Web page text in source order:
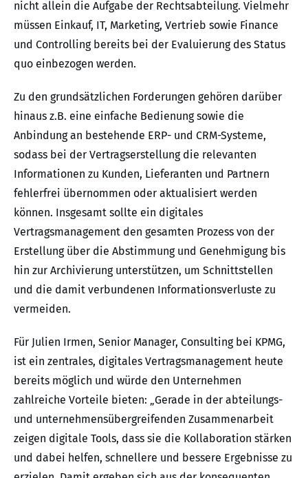
nicht allein die Aufgabe der Rechtsabteilung. Vielmehr
müssen Einkauf, IT, Marketing, Vertrieb sowie Finance
und Controlling bereits bei der Evaluierung des Status
quo einbezogen werden.
Zu den grundsätzlichen Forderungen gehören darüber
hinaus z.B. eine einfache Bedienung sowie die
Anbindung an bestehende ERP- und CRM-Systeme,
sodass bei der Vertragserstellung die relevanten
Informationen zu Kunden, Lieferanten und Partnern
fehlerfrei übernommen oder aktualisiert werden
können. Insgesamt sollte ein digitales
Vertragsmanagement den gesamten Prozess von der
Erstellung über die Abstimmung und Genehmigung bis
hin zur Archivierung unterstützen, um Schnittstellen
und die damit verbundenen Informationsverluste zu
vermeiden.
Für Julien Irmen, Senior Manager, Consulting bei KPMG,
ist ein zentrales, digitales Vertragsmanagement heute
bereits möglich und würde den Unternehmen
zahlreiche Vorteile bieten: „Gerade in der abteilungs-
und unternehmensübergreifenden Zusammenarbeit
zeigen digitale Tools, dass sie die Kollaboration stärken
und dabei helfen, schnellere und bessere Ergebnisse zu